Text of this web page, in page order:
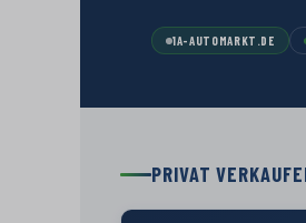
1A-AUTOMARKT.DE
PRIVAT